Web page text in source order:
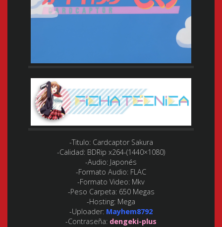
-Titulo: Cardcaptor Sakura
-Calidad: BDRip x264-(1440×1080)
-Audio: Japonés
-Formato Audio: FLAC
-Formato Video: Mkv
-Peso Carpeta: 650 Megas
-Hosting: Mega
-Uploader: Mayhem8792
-Contraseña: dengeki-plus